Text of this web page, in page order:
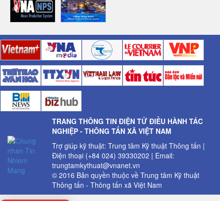
TRANG THÔNG TIN ĐIỆN TỬ ĐIỀU HÀNH TÁC
NGHIỆP - THÔNG TẤN XÃ VIỆT NAM
Trợ giúp kỹ thuật: Trung tâm Kỹ thuật Thông tấn |
Điện thoại (+84 024) 39330202 | Email:
trungtamkythuat@vnanet.vn
© 2016 Bản quyền thuộc về Trung tâm Kỹ thuật
Thông tấn - Thông tấn xã Việt Nam